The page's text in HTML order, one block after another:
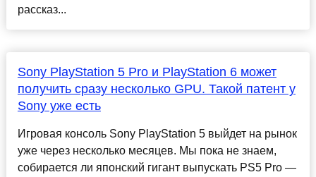
рассказ...
Sony PlayStation 5 Pro и PlayStation 6 может
получить сразу несколько GPU. Такой патент у
Sony уже есть
Игровая консоль Sony PlayStation 5 выйдет на рынок
уже через несколько месяцев. Мы пока не знаем,
собирается ли японский гигант выпускать PS5 Pro —